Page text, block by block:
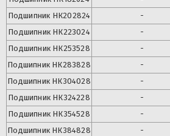
Подшипник НК202824 -
Подшипник НК223024 -
Подшипник НК253528 -
Подшипник НК283828 -
Подшипник НК304028 -
Подшипник НК324228 -
Подшипник НК354528 -
Подшипник НК384828 -